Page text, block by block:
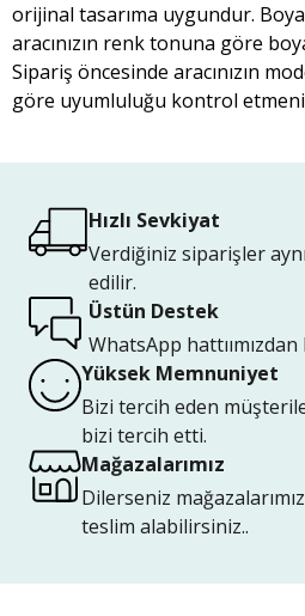
orijinal tasarıma uygundur.
aracınızın renk tonuna göre
Sipariş öncesinde aracınızın
göre uyumluluğu kontrol
Hızlı Sevkiyat
Verdiğiniz siparişler
edilir.
Üstün Destek
WhatsApp hattıımızdan
Yüksek Memnuniyet
Bizi tercih eden
bizi tercih etti.
Mağazalarımız
Dilerseniz
teslim alabilirsiniz..